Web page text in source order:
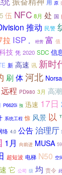
用 原
伍 NFC 8月 处 国
推动 民警
拉 ISP 。 经营 富 值
技 凭 2020 SDC 信
新 高速 讯 新时
刷 体河北
远程 PD980 3月 高
P6620i 预 迅速 17日
系统工程 惊 风景 以
络 4.0 公告治理厅
1月 向前进 MUSA
超短波 电梯 N50 空
它 公司 级 均 责令